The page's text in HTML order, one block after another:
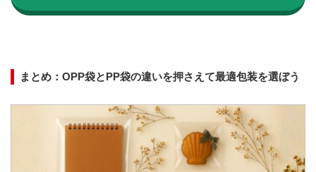
まとめ：OPP袋とPP袋の違いを押さえて最適包装を選ぼう